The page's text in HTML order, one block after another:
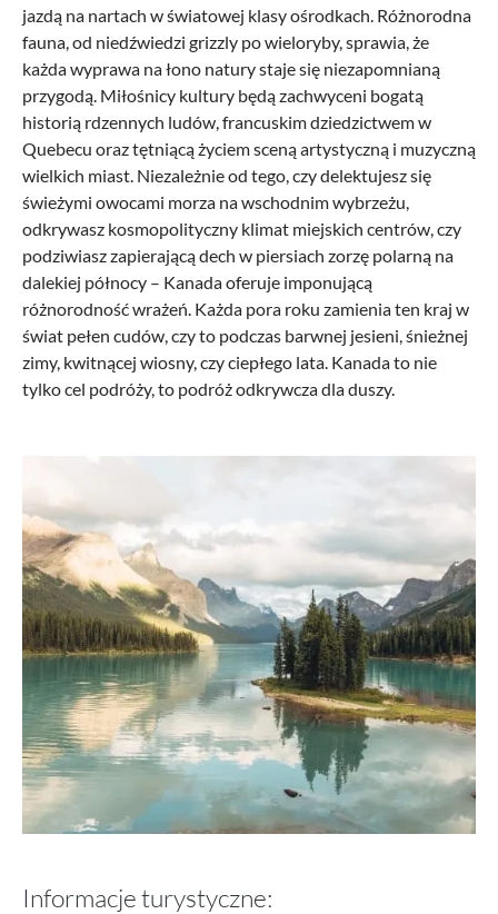
jazdą na nartach w światowej klasy ośrodkach. Różnorodna
fauna, od niedźwiedzi grizzly po wieloryby, sprawia, że
każda wyprawa na łono natury staje się niezapomnianą
przygodą. Miłośnicy kultury będą zachwyceni bogatą
historią rdzennych ludów, francuskim dziedzictwem w
Quebecu oraz tętniącą życiem sceną artystyczną i muzyczną
wielkich miast. Niezależnie od tego, czy delektujesz się
świeżymi owocami morza na wschodnim wybrzeżu,
odkrywasz kosmopolityczny klimat miejskich centrów, czy
podziwiasz zapierającą dech w piersiach zorzę polarną na
dalekiej północy – Kanada oferuje imponującą
różnorodność wrażeń. Każda pora roku zamienia ten kraj w
świat pełen cudów, czy to podczas barwnej jesieni, śnieżnej
zimy, kwitnącej wiosny, czy ciepłego lata. Kanada to nie
tylko cel podróży, to podróż odkrywcza dla duszy.
Informacje turystyczne: